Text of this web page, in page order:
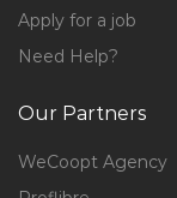
Apply for a job
Need Help?
Our Partners
WeCoopt Agency